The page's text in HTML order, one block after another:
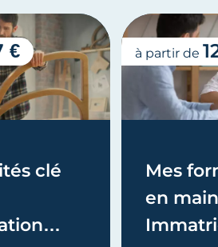
clé
€
Mes
en
à partir de